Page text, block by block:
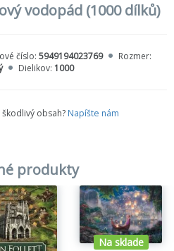
vodopád (1000 dílků)
číslo: 5949194023769
Rozmer:
Dielikov: 1000
obsah? Napíšte nám
produkty
Na sklade